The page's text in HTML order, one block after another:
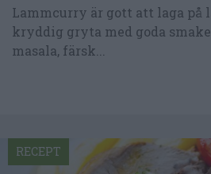
Lammcurry är gott att laga på
kryddig gryta med goda
masala, färsk...
RECEPT